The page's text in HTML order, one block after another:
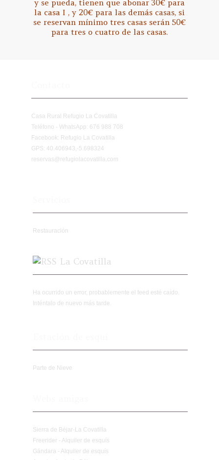
y se pueda, tienen que abonar 30€ para
la casa I , y 20€ para las demás casas, si
se reservan mínimo tres casas serán 50€
para tres o cuatro de las casas.
Casa Rural Refugio La Covatilla
Teléfono - WhatsApp: 676 988 708
Facebook: Refugio La Covatilla
GPS: 40.406943,-5.698324
reservas@refugiolacovatilla.com
Restauración
La Covatilla
Ha ocurrido un error, probablemente el feed esté caído.
Inténtalo de nuevo más tarde.
Parte de Nieve
Sierra de Béjar-La Covatilla
Freerider - Alquiler de esquís
Gándara - Alquiler de esquís